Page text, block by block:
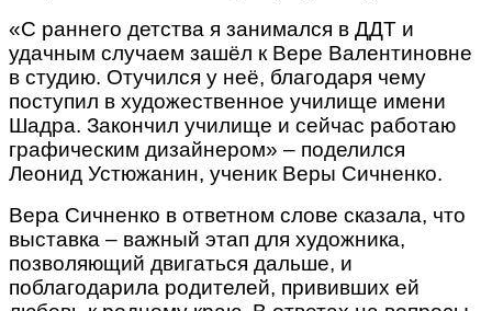
«С раннего детства я занимался в ДДТ и
удачным случаем зашёл к Вере Валентиновне
в студию. Отучился у неё, благодаря чему
поступил в художественное училище имени
Шадра. Закончил училище и сейчас работаю
графическим дизайнером» – поделился
Леонид Устюжанин, ученик Веры Сичненко.
Вера Сичненко в ответном слове сказала, что
выставка – важный этап для художника,
позволяющий двигаться дальше, и
поблагодарила родителей, прививших ей